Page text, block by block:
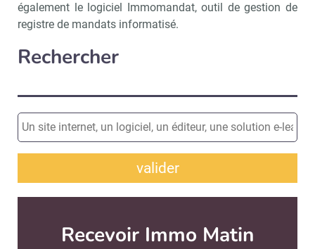
également le logiciel Immomandat, outil de gestion de
registre de mandats informatisé.
Rechercher
valider
Recevoir Immo Matin